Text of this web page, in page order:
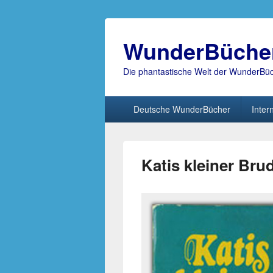
Die phantastische Welt der
Deutsche WunderBücher
Katis kleiner